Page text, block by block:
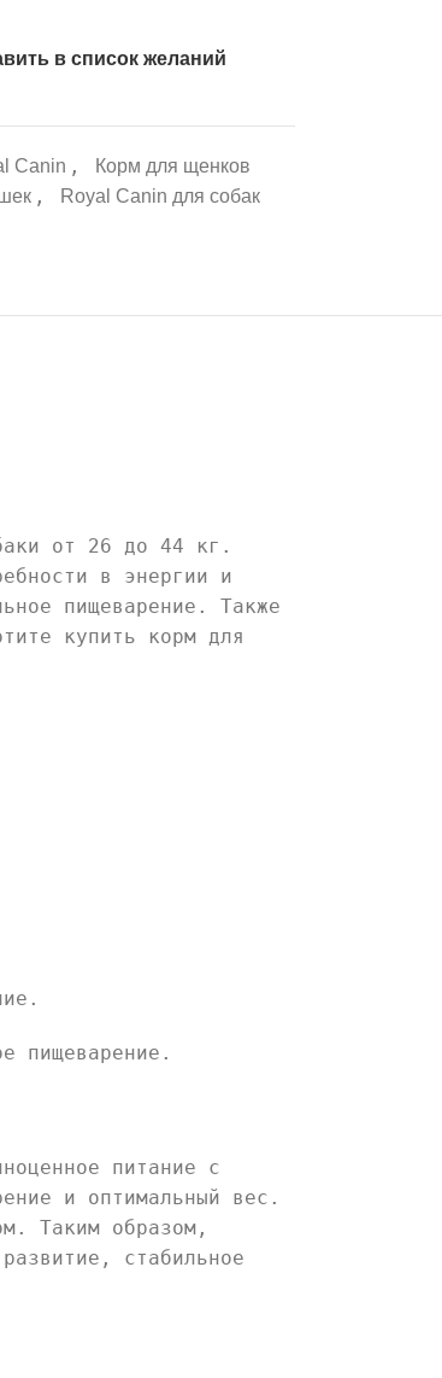
в список желаний
Canin , Корм для щенков
, Royal Canin для собак
от 26 до 44 кг.
в энергии и
пищеварение. Также
купить корм для
пищеварение.
питание с
и оптимальный вес.
Таким образом,
стабильное